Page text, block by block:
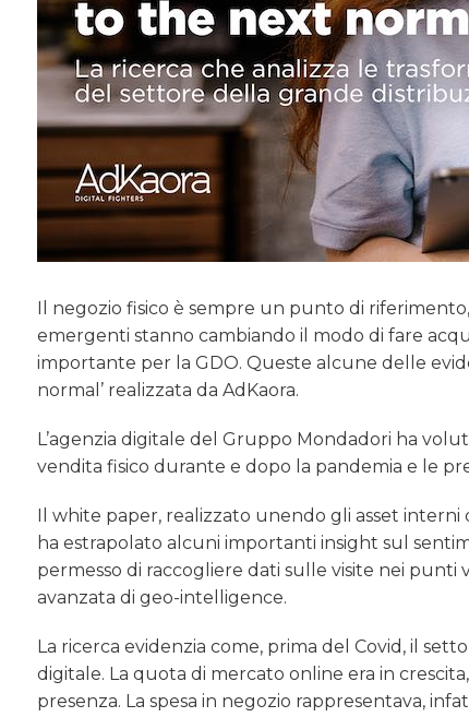
Il negozio fisico è sempre un punto di
emergenti stanno cambiando il modo di fare
importante per la GDO. Queste alcune delle
normal’ realizzata da AdKaora.
L’agenzia digitale del Gruppo Mondadori ha
vendita fisico durante e dopo la pandemia e le
Il white paper, realizzato unendo gli asset
ha estrapolato alcuni importanti insight sul
permesso di raccogliere dati sulle visite nei
avanzata di geo-intelligence.
La ricerca evidenzia come, prima del Covid, il
digitale. La quota di mercato online era in
presenza. La spesa in negozio rappresentava,